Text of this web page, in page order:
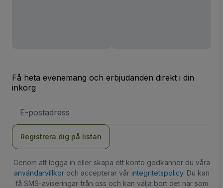
Få heta evenemang och erbjudanden direkt i din
inkorg
postadress
Registrera dig på listan
Genom att logga in eller skapa ett konto godkänner du våra
användarvillkoroch accepterar vår integritetspolicy. Du kan
få SMS-aviseringar från oss och kan välja bort det när som